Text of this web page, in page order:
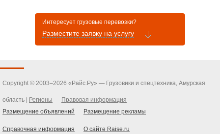
Интересует грузовые перевозки?
Разместите заявку на услугу
Copyright © 2003–2026 «Райс.Ру» — Грузовики и спецтехника, Амурская
область | Регионы
Правовая информация
Размещение объявлений
Размещение рекламы
Справочная информация О сайте Raise.ru